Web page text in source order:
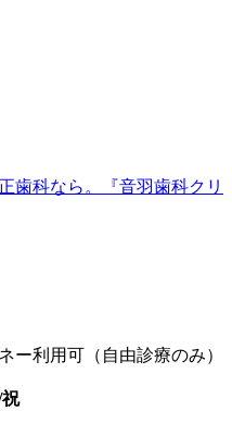
ー利用可（自由診療のみ）
祝